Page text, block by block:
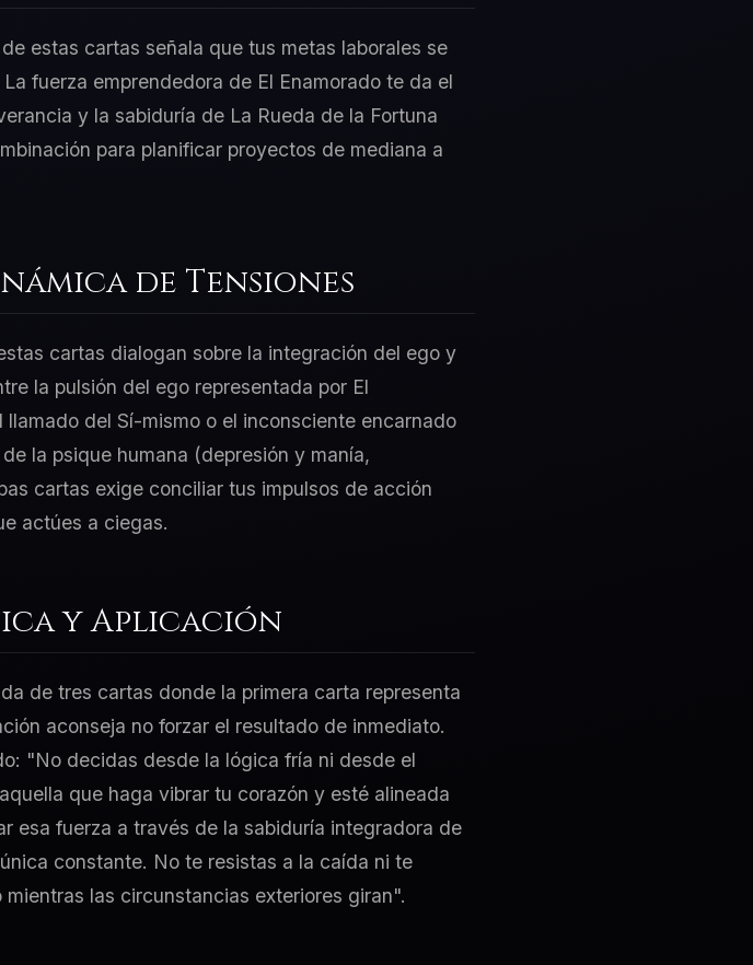
estas cartas señala que tus metas laborales se
fuerza emprendedora de El Enamorado te da el
y la sabiduría de La Rueda de la Fortuna
para planificar proyectos de mediana a
de Tensiones
cartas dialogan sobre la integración del ego y
la pulsión del ego representada por El
del Sí-mismo o el inconsciente encarnado
la psique humana (depresión y manía,
cartas exige conciliar tus impulsos de acción
actúes a ciegas.
y Aplicación
de tres cartas donde la primera carta representa
aconseja no forzar el resultado de inmediato.
"No decidas desde la lógica fría ni desde el
que haga vibrar tu corazón y esté alineada
esa fuerza a través de la sabiduría integradora de
constante. No te resistas a la caída ni te
las circunstancias exteriores giran".